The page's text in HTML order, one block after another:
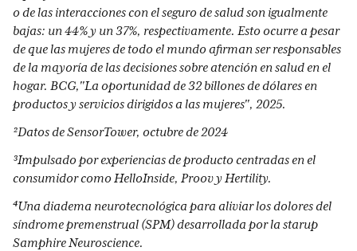
o de las interacciones con el seguro de salud son igualmente
bajas: un 44% y un 37%, respectivamente. Esto ocurre a pesar
de que las mujeres de todo el mundo afirman ser responsables
de la mayoría de las decisiones sobre atención en salud en el
hogar. BCG,"La oportunidad de 32 billones de dólares en
productos y servicios dirigidos a las mujeres", 2025.
²Datos de SensorTower, octubre de 2024
³Impulsado por experiencias de producto centradas en el
consumidor como HelloInside, Proov y Hertility.
⁴Una diadema neurotecnológica para aliviar los dolores del
síndrome premenstrual (SPM) desarrollada por la starup
Samphire Neuroscience.